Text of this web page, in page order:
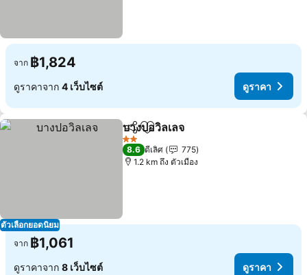
จาก ฿1,824
ดูราคาจาก 4 เว็บไซต์ ดูราคา
ตัวเลือกยอดนิยม
แชร์ เพิ่มในรายการโปรด
บางปอวิลเลจ
2 ดาว
8.6 ดีเลิศ
775
1.2 km ถึง ตัวเมือง
จาก ฿1,061
ดูราคาจาก 8 เว็บไซต์ ดูราคา